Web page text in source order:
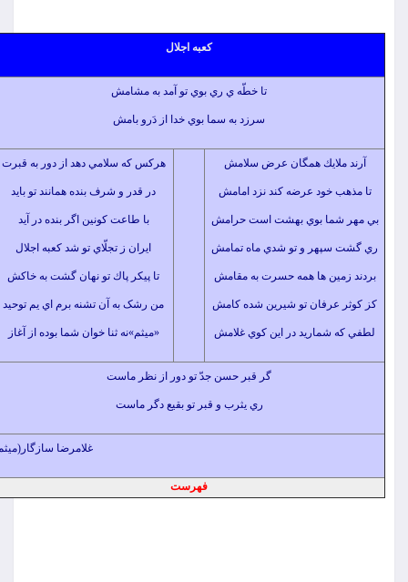
تا خطّه ي ري بوي تو آمد به مشامش
سرزد به سما بوي خدا از دَرو بامش
همگان عرض سلامش
خود عرضه كند نزد امامش
بوي بهشت است حرامش
و تو شدي ماه تمامش
ها همه حسرت به مقامش
تو شيرين شده كامش
در اين كوي غلامش
هركس كه سلامي دهد از دور به قبرت
در قدر و شرف بنده همانند تو بايد
با طاعت كونين اگر بنده در آيد
ايران ز تجلّاي تو شد كعبه اجلال
تا پيكر پاك تو نهان گشت به خاكش
من رشک به آن تشنه برم اي يم توحيد
«ميثم»نه ثنا خوان شما بوده از آغاز
گر قبر حسن جدّ تو دور از نظر ماست
ري يثرب و قبر تو بقيع دگر ماست
غلامرضا سازگار(میثم)